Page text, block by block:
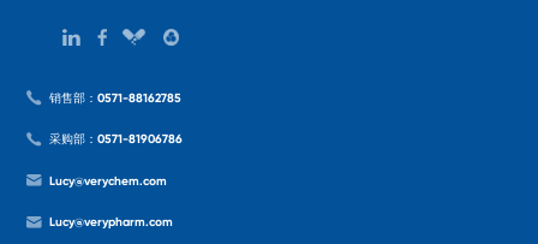
销售部：0571-88162785
采购部：0571-81906786
Lucy@verychem.com
Lucy@verypharm.com